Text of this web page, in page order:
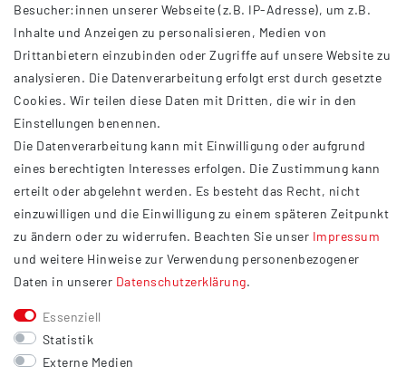
INFORMATIONEN
AGB
Impressum
Datenschutzerklärung
Widerrufsrecht
Barrierefreiheit
Service
Kontakt
Versand
Zahlung
Besucher:innen unserer Webseite (z.B. IP-Adresse), um z.B.
Inhalte und Anzeigen zu personalisieren, Medien von
Drittanbietern einzubinden oder Zugriffe auf unsere Website zu
analysieren. Die Datenverarbeitung erfolgt erst durch gesetzte
Cookies. Wir teilen diese Daten mit Dritten, die wir in den
Einstellungen benennen.
Die Datenverarbeitung kann mit Einwilligung oder aufgrund
eines berechtigten Interesses erfolgen. Die Zustimmung kann
erteilt oder abgelehnt werden. Es besteht das Recht, nicht
einzuwilligen und die Einwilligung zu einem späteren Zeitpunkt
zu ändern oder zu widerrufen. Beachten Sie unser Impressum
und weitere Hinweise zur Verwendung personenbezogener
Daten in unserer Daten­schutz­erklärung.
Essenziell
Statistik
Externe Medien